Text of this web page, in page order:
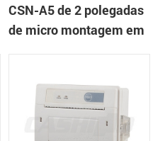
CSN-A5 de 2 polegadas
de micro montagem em